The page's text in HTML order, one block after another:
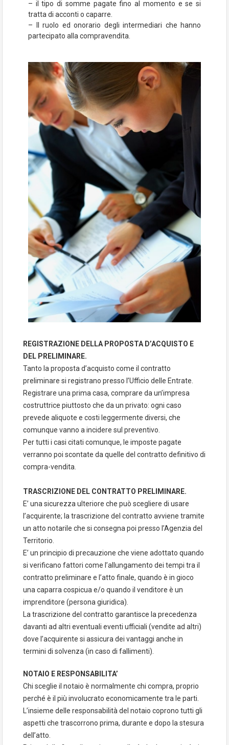
– il tipo di somme pagate fino al momento e se si
tratta di acconti o caparre.
– Il ruolo ed onorario degli intermediari che hanno
partecipato alla compravendita.
REGISTRAZIONE DELLA PROPOSTA D’ACQUISTO E
DEL PRELIMINARE.
Tanto la proposta d’acquisto come il contratto
preliminare si registrano presso l’Ufficio delle Entrate.
Registrare una prima casa, comprare da un’impresa
costruttrice piuttosto che da un privato: ogni caso
prevede aliquote e costi leggermente diversi, che
comunque vanno a incidere sul preventivo.
Per tutti i casi citati comunque, le imposte pagate
verranno poi scontate da quelle del contratto definitivo di
compra-vendita.
TRASCRIZIONE DEL CONTRATTO PRELIMINARE.
E’ una sicurezza ulteriore che può scegliere di usare
l’acquirente; la trascrizione del contratto avviene tramite
un atto notarile che si consegna poi presso l’Agenzia del
Territorio.
E’ un principio di precauzione che viene adottato quando
si verificano fattori come l’allungamento dei tempi tra il
contratto preliminare e l’atto finale, quando è in gioco
una caparra cospicua e/o quando il venditore è un
imprenditore (persona giuridica).
La trascrizione del contratto garantisce la precedenza
davanti ad altri eventuali eventi ufficiali (vendite ad altri)
dove l’acquirente si assicura dei vantaggi anche in
termini di solvenza (in caso di fallimenti).
NOTAIO E RESPONSABILITA’
Chi sceglie il notaio è normalmente chi compra, proprio
perché è il più involucrato economicamente tra le parti.
L’insieme delle responsabilità del notaio coprono tutti gli
aspetti che trascorrono prima, durante e dopo la stesura
dell’atto.